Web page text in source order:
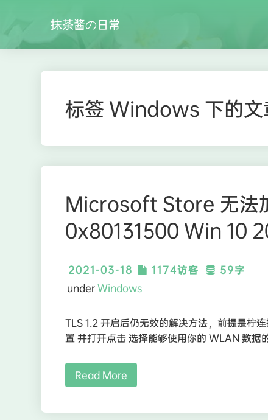
抹茶酱の日常
标签 Windows 下的文
Microsoft Store 无法
0x80131500 Win 10
2021-03-18 1174访客
59字
underWindows
TLS 1.2 开启后仍无效的解决方法，前提是柠
置 并打开点击 选择能够使用你的 WLAN 数
Read More